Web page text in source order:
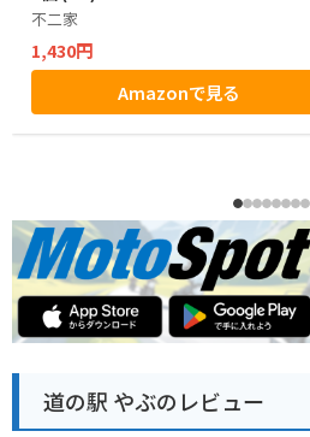
不二家
1,430円
Amazonで見る
道の駅 やぶのレビュー